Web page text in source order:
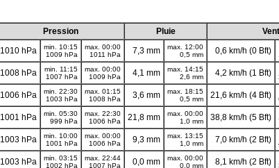
Pression Pluie Vent
1010 hPa
min. 10:15
1009 hPa
max. 00:00
1011 hPa
7,3 mm
max. 12:00
0,5 mm
0,6 km/h (0 Bft)
1008 hPa
min. 11:15
1007 hPa
max. 00:00
1009 hPa
4,1 mm
max. 14:15
2,6 mm
4,2 km/h (1 Bft)
1006 hPa
min. 22:30
1003 hPa
max. 01:15
1008 hPa
3,6 mm
max. 18:15
0,5 mm
21,6 km/h (4 Bft)
1001 hPa
min. 05:30
999 hPa
max. 22:30
1006 hPa
21,8 mm
max. 00:00
1,0 mm
38,8 km/h (5 Bft)
1003 hPa
min. 10:00
1001 hPa
max. 00:00
1006 hPa
9,3 mm
max. 13:15
1,0 mm
7,0 km/h (2 Bft)
1003 hPa
min. 03:15
1002 hPa
max. 22:44
1007 hPa
0,0 mm
max. 00:00
0,0 mm
8,1 km/h (2 Bft)